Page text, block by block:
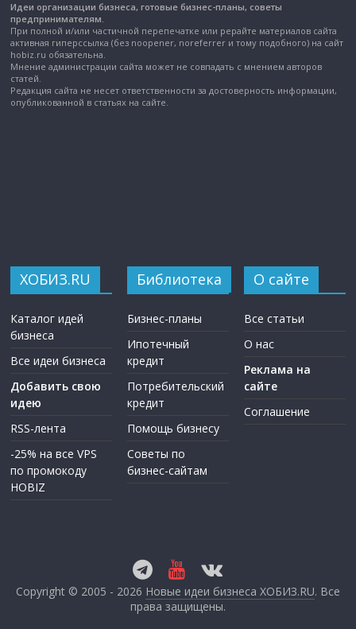
Идеи организации бизнеса, готовые бизнес-планы, советы
предпринимателям.
При полной и/или частичной перепечатке или рерайте материалов сайта
активная гиперссылка (без noopener, noreferrer и тому подобного) на сайт
hobiz.ru обязательна.
Мнение администрации сайта может не совпадать с мнением авторов
статей.
Редакция сайта не несет ответственности за достоверность информации,
опубликованной в статьях на сайте.
ХОБИЗ.RU
Каталог идей
бизнеса
Все идеи бизнеса
Добавить свою
идею
RSS-лента
-25% на все VPS
по промокоду
HOBIZ
Библиотека
Бизнес-планы
Ипотечный
кредит
Потребительский
кредит
Помощь бизнесу
Советы по
бизнес-сайтам
О сайте
Все статьи
О нас
Реклама на
сайте
Соглашение
Copyright © 2005 - 2026 Новые идеи бизнеса ХОБИЗ.RU. Все
права защищены.